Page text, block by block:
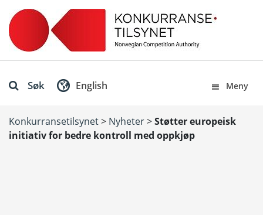
Søk Meny
English
Konkurransetilsynet> Nyheter>Støtter europeisk
initiativ for bedre kontroll med oppkjøp